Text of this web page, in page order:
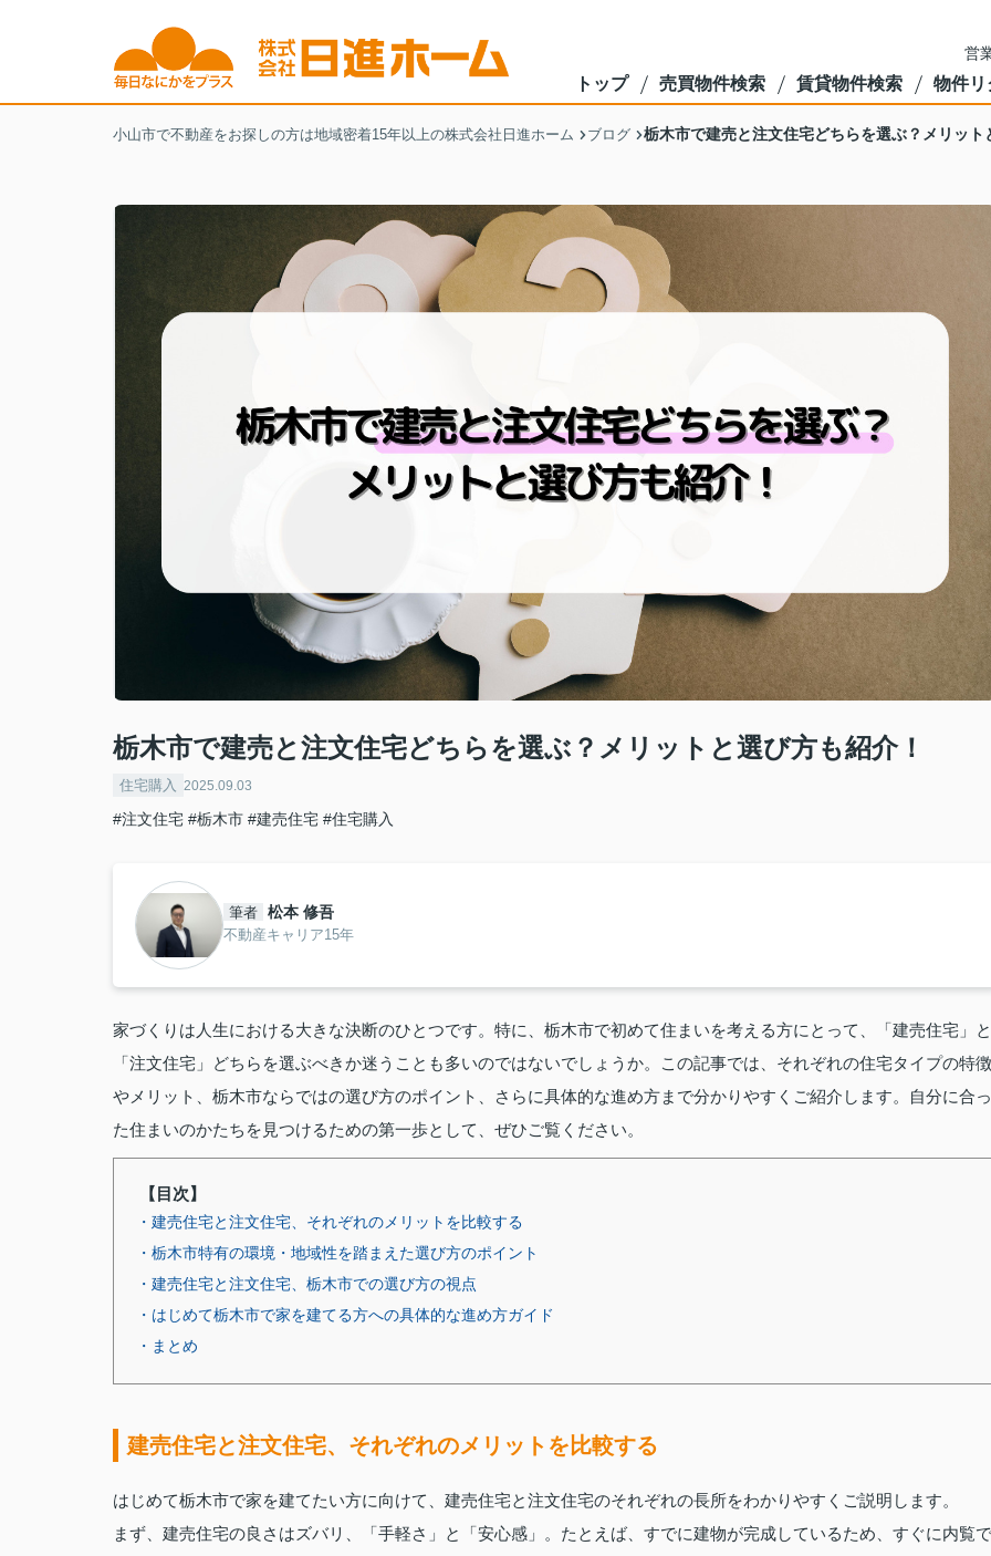
営
トップ 売買物件検索 賃貸物件検索 物件リ
小山市で不動産をお探しの方は地域密着15年以上の株式会社日進ホーム ブログ 栃木市で建売と注文住宅どちらを選ぶ？メリット
栃木市で建売と注文住宅どちらを選ぶ？メリットと選び方も紹介！
住宅購入 2025.09.03
#注文住宅 #栃木市 #建売住宅 #住宅購入
筆者 松本 修吾
不動産キャリア15年
家づくりは人生における大きな決断のひとつです。特に、栃木市で初めて住まいを考える方にとって、「建売住宅」と
「注文住宅」どちらを選ぶべきか迷うことも多いのではないでしょうか。この記事では、それぞれの住宅タイプの特徴
やメリット、栃木市ならではの選び方のポイント、さらに具体的な進め方まで分かりやすくご紹介します。自分に合っ
た住まいのかたちを見つけるための第一歩として、ぜひご覧ください。
【目次】
・建売住宅と注文住宅、それぞれのメリットを比較する
・栃木市特有の環境・地域性を踏まえた選び方のポイント
・建売住宅と注文住宅、栃木市での選び方の視点
・はじめて栃木市で家を建てる方への具体的な進め方ガイド
・まとめ
建売住宅と注文住宅、それぞれのメリットを比較する
はじめて栃木市で家を建てたい方に向けて、建売住宅と注文住宅のそれぞれの長所をわかりやすくご説明します。
まず、建売住宅の良さはズバリ、「手軽さ」と「安心感」。たとえば、すでに建物が完成しているため、すぐに内覧で